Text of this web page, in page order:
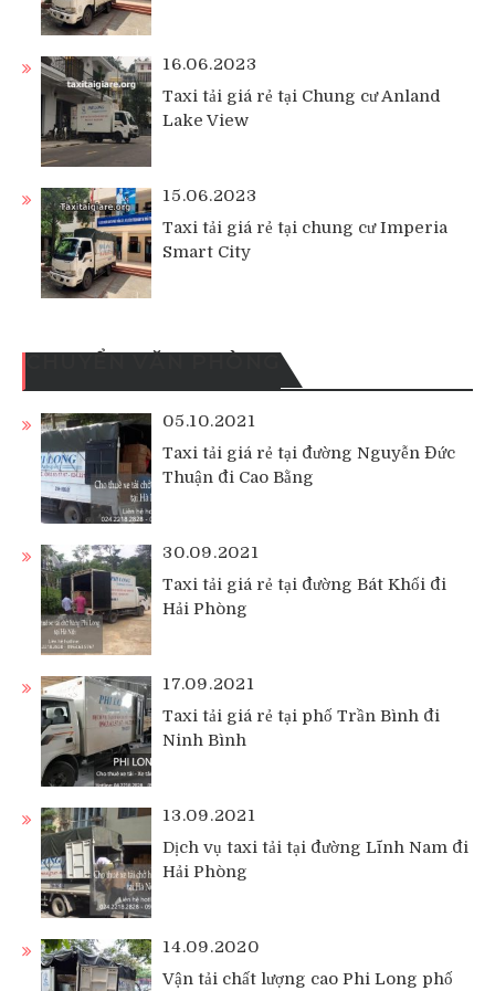
16.06.2023
Taxi tải giá rẻ tại Chung cư Anland
Lake View
15.06.2023
Taxi tải giá rẻ tại chung cư Imperia
Smart City
05.10.2021
Taxi tải giá rẻ tại đường Nguyễn Đức
Thuận đi Cao Bằng
30.09.2021
Taxi tải giá rẻ tại đường Bát Khối đi
Hải Phòng
17.09.2021
Taxi tải giá rẻ tại phố Trần Bình đi
Ninh Bình
13.09.2021
Dịch vụ taxi tải tại đường Lĩnh Nam đi
Hải Phòng
14.09.2020
Vận tải chất lượng cao Phi Long phố